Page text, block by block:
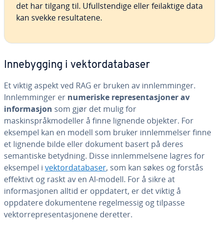
det har tilgang til. Ufullstendige eller feilaktige data
kan svekke resultatene.
Innebygging i vektordatabaser
Et viktig aspekt ved RAG er bruken av innlemminger.
Innlemminger er numeriske representasjoner av
informasjon som gjør det mulig for
maskinspråkmodeller å finne lignende objekter. For
eksempel kan en modell som bruker innlemmelser finne
et lignende bilde eller dokument basert på deres
semantiske betydning. Disse innlemmelsene lagres for
eksempel i vektordatabaser, som kan søkes og forstås
effektivt og raskt av en AI-modell. For å sikre at
informasjonen alltid er oppdatert, er det viktig å
oppdatere dokumentene regelmessig og tilpasse
vektorrepresentasjonene deretter.